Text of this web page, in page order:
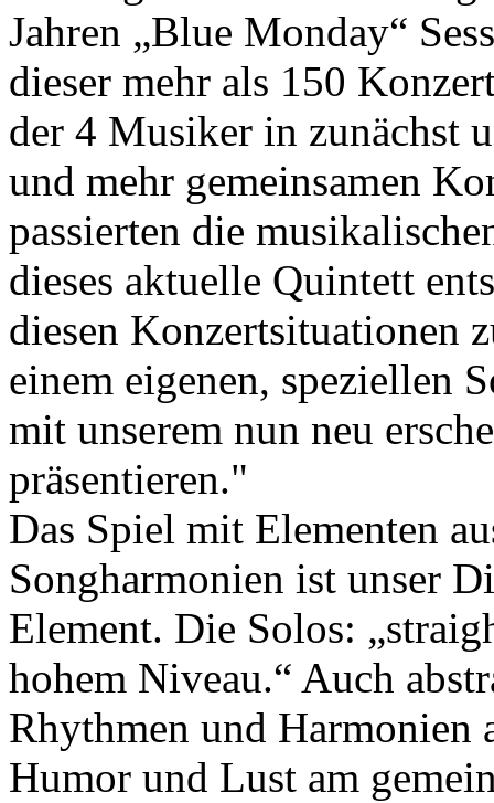
Jahren „Blue Monday“
dieser mehr als 150
der 4 Musiker in zunächst
und mehr gemeinsamen
passierten die
dieses aktuelle Quintett
diesen Konzertsituationen
einem eigenen, speziellen
mit unserem nun neu
präsentieren."
Das Spiel mit Elementen
Songharmonien ist unser
Element. Die Solos:
hohem Niveau.“ Auch
Rhythmen und Harmonien
Humor und Lust am